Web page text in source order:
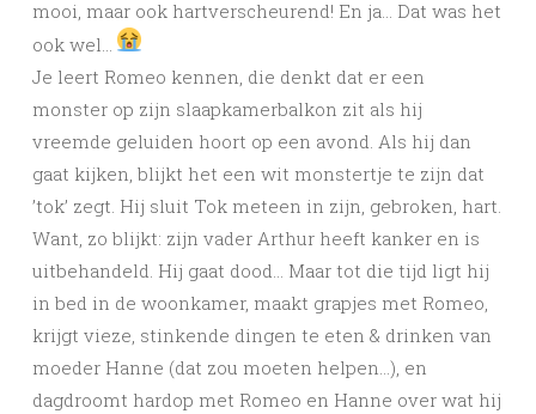
mooi, maar ook hartverscheurend! En ja… Dat was het
ook wel…
Je leert Romeo kennen, die denkt dat er een
monster op zijn slaapkamerbalkon zit als hij
vreemde geluiden hoort op een avond. Als hij dan
gaat kijken, blijkt het een wit monstertje te zijn dat
’tok’ zegt. Hij sluit Tok meteen in zijn, gebroken, hart.
Want, zo blijkt: zijn vader Arthur heeft kanker en is
uitbehandeld. Hij gaat dood… Maar tot die tijd ligt hij
in bed in de woonkamer, maakt grapjes met Romeo,
krijgt vieze, stinkende dingen te eten & drinken van
moeder Hanne (dat zou moeten helpen…), en
dagdroomt hardop met Romeo en Hanne over wat hij